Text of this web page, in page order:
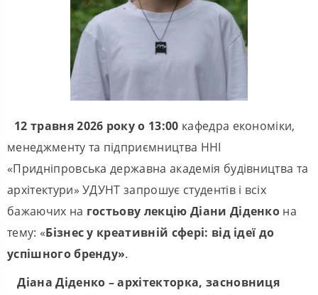
12 травня 2026 року о 13:00 кафедра економіки,
менеджменту та підприємництва ННІ
«Придніпровська державна академія будівництва та
архітектури» УДУНТ запрошує студентів і всіх
бажаючих на гостьову лекцію Діани Діденко на
тему: «Бізнес у креативній сфері: від ідеї до
успішного бренду».
Діана Діденко – архітекторка, засновниця